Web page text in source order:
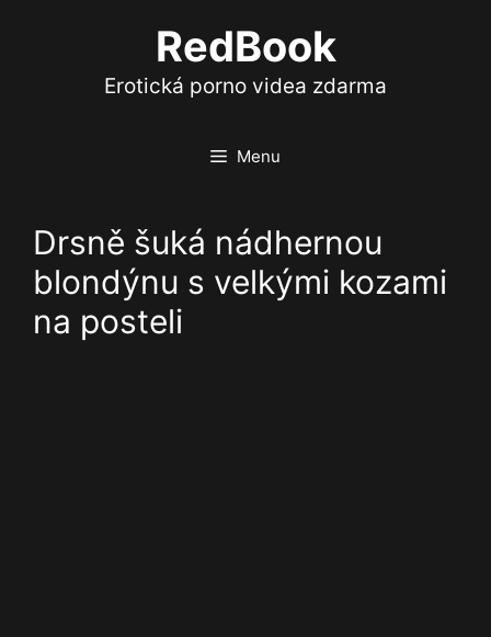
RedBook
Erotická porno videa zdarma
Menu
Drsně šuká nádhernou
blondýnu s velkými kozami
na posteli